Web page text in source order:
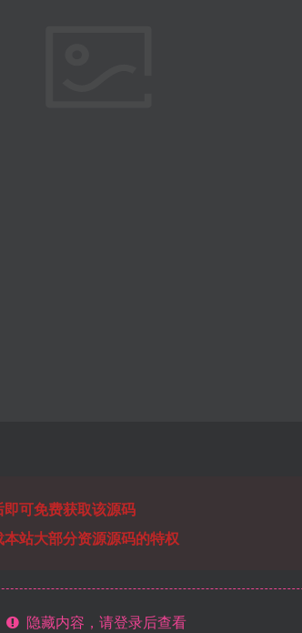
可免费获取该源码
站大部分资源源码的特权
隐藏内容，请登录后查看